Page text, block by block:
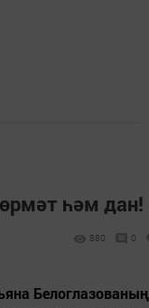
һәм дан!
880 0
Белоглазованың